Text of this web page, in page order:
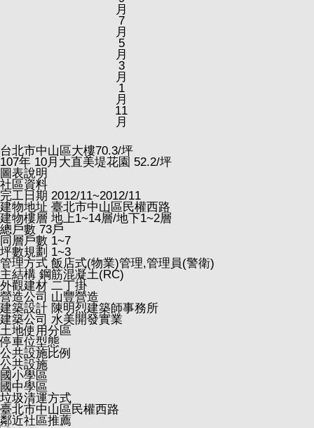
月
7
月
5
月
3
月
1
月
11
月
台北市中山區大樓70.3/坪
107年 10月大直美堤花園 52.2/坪
圖表說明
社區資料
完工日期 2012/11~2012/11
建物地址 臺北市中山區民權西路
建物樓層 地上1~14層/地下1~2層
總戶數 73戶
同層戶數 1~7
坪數規劃 1~3
管理方式 飯店式(物業)管理,管理員(警衛)
主結構 鋼筋混凝土(RC)
外觀建材 二丁掛
營造公司 山豐營造
建築設計 陳明烈建築師事務所
建築公司 水美開發實業
土地使用分區
停車位型態
公共設施比例
公共設施
國小學區
國中學區
垃圾清運方式
臺北市中山區民權西路
鄰近社區推薦